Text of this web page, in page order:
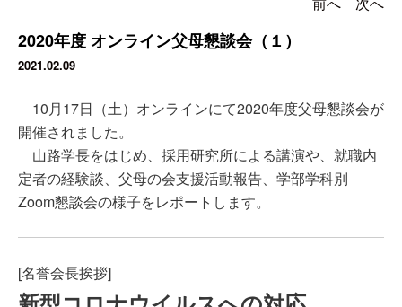
2020年度 オンライン父母懇談会（１）
2021.02.09
10月17日（土）オンラインにて2020年度父母懇談会が
開催されました。
山路学長をはじめ、採用研究所による講演や、就職内
定者の経験談、父母の会支援活動報告、学部学科別
Zoom懇談会の様子をレポートします。
[名誉会長挨拶]